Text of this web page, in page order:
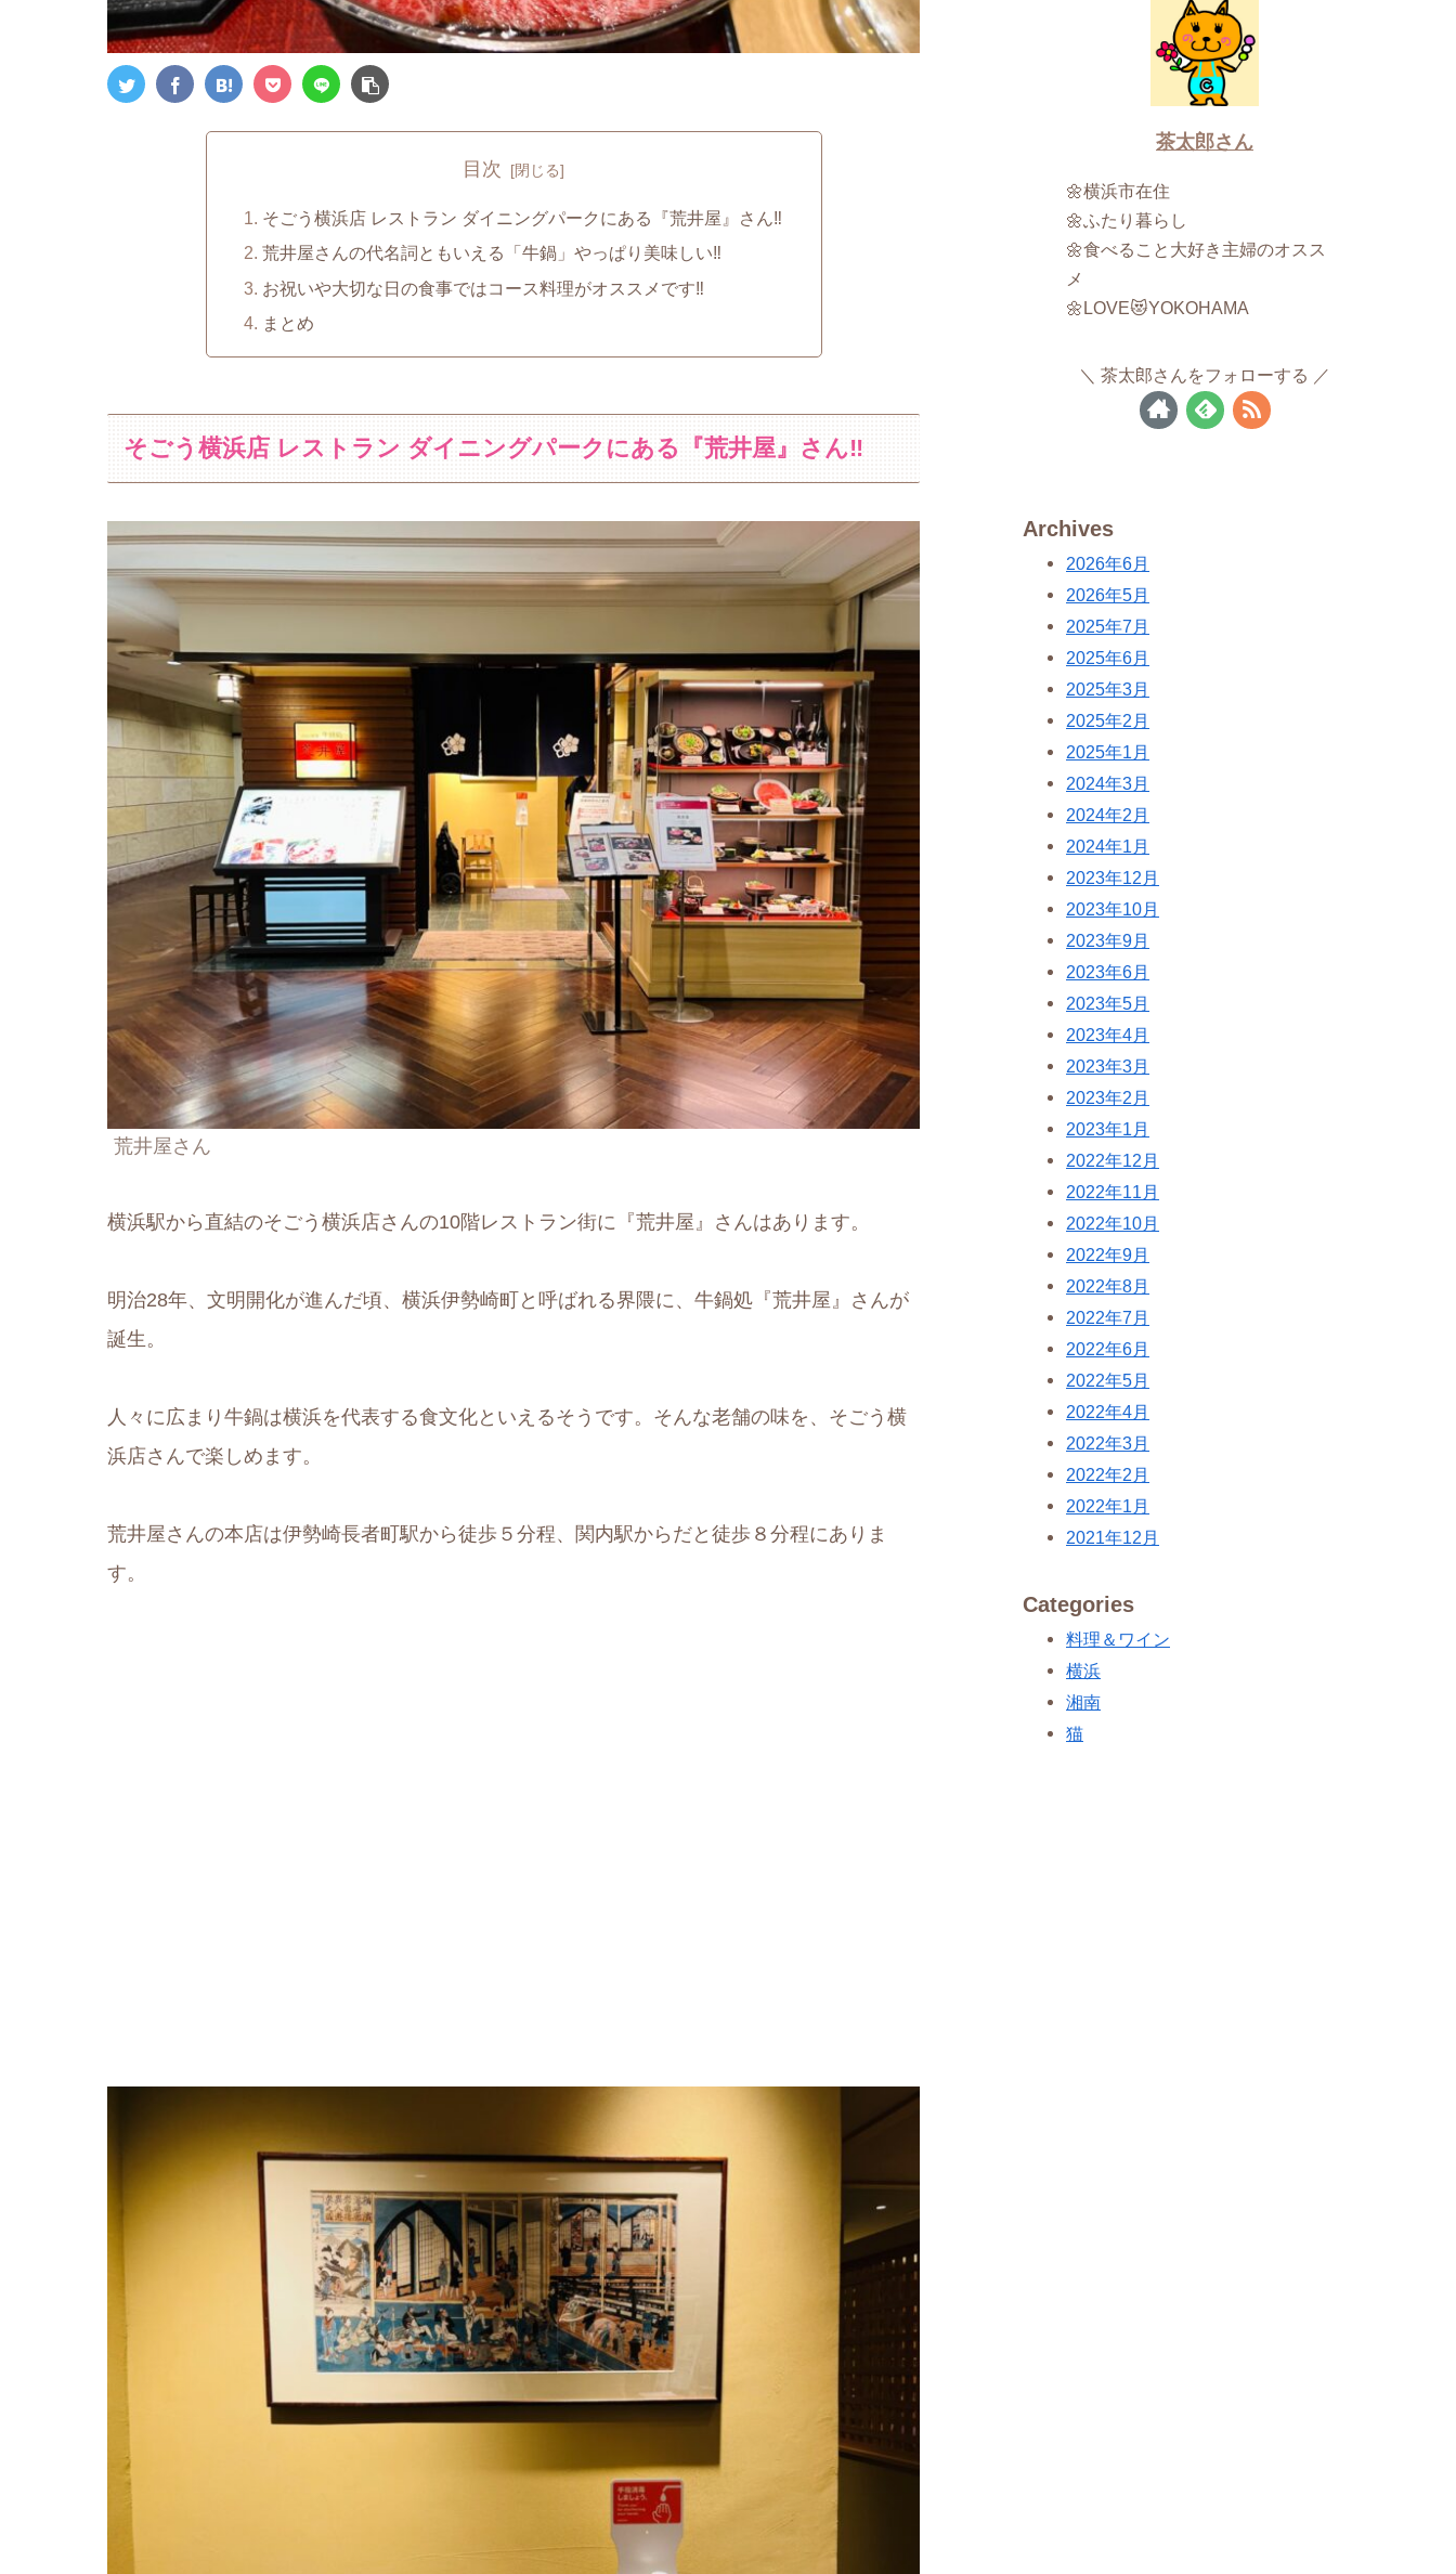
目次
そごう横浜店 レストラン ダイニングパークにある『荒井屋』さん‼
荒井屋さんの代名詞ともいえる「牛鍋」やっぱり美味しい‼
お祝いや大切な日の食事ではコース料理がオススメです‼
まとめ
そごう横浜店 レストラン ダイニングパークにある『荒井屋』さん‼
荒井屋さん
横浜駅から直結のそごう横浜店さんの10階レストラン街に『荒井屋』さんはあります。
明治28年、文明開化が進んだ頃、横浜伊勢崎町と呼ばれる界隈に、牛鍋処『荒井屋』さんが
誕生。
人々に広まり牛鍋は横浜を代表する食文化といえるそうです。そんな老舗の味を、そごう横
浜店さんで楽しめます。
荒井屋さんの本店は伊勢崎長者町駅から徒歩５分程、関内駅からだと徒歩８分程にありま
す。
茶太郎さん
🌼横浜市在住
🌼ふたり暮らし
🌼食べること大好き主婦のオスス
メ
🌼LOVE😻YOKOHAMA
茶太郎さんをフォローする
Archives
2026年6月
2026年5月
2025年7月
2025年6月
2025年3月
2025年2月
2025年1月
2024年3月
2024年2月
2024年1月
2023年12月
2023年10月
2023年9月
2023年6月
2023年5月
2023年4月
2023年3月
2023年2月
2023年1月
2022年12月
2022年11月
2022年10月
2022年9月
2022年8月
2022年7月
2022年6月
2022年5月
2022年4月
2022年3月
2022年2月
2022年1月
2021年12月
Categories
料理＆ワイン
横浜
湘南
猫